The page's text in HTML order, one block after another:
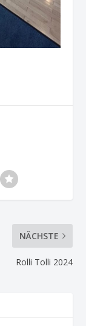
NÄCHSTE
Rolli Tolli 2024